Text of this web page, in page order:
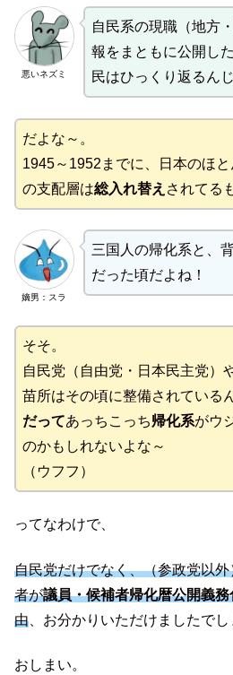
悪いネズミ
自民系の現職（地方
報をまともに公開し
民はひっくり返るん
だよな～。
1945～1952までに、日本のほと
の支配層は総入れ替え されてる
嫡男：スラ
三国人の帰化系と、
だった頃だよね！
そそ。
自民党（自由党・日本民主党）
苗所はその頃に整備されている
だってあっちこっち帰化系がウ
のかもしれないよな～
（ウフフ）
ってなわけで、
自民党だけでなく、（参政党以
者が議員・候補者帰化暦公開義務
由 、お分かりいただけましたでし
おしまい。